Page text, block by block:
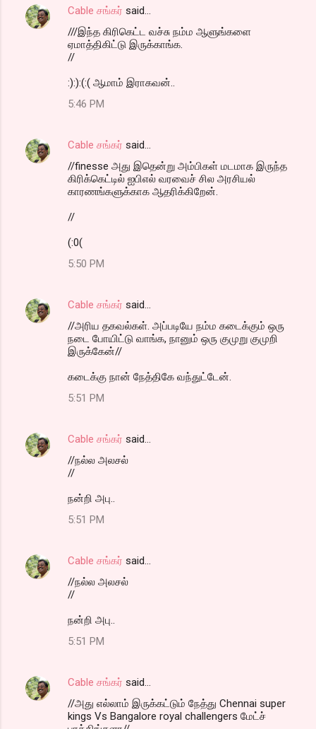
Cable சங்கர் said…
///இந்த கிரிகெட்ட வச்சு நம்ம ஆளுங்களை
ஏமாத்திகிட்டு இருக்காங்க.
//
:):):(:( ஆமாம் இராகவன்..
5:46 PM
Cable சங்கர் said…
//finesse அது இதென்று அம்பிகள் மடமாக இருந்த
கிரிக்கெட்டில் ஐபிஎல் வரவைச் சில அரசியல்
காரணங்களுக்காக ஆதரிக்கிறேன்.
//
(:0(
5:50 PM
Cable சங்கர் said…
//அரிய தகவல்கள். அப்படியே நம்ம கடைக்கும் ஒரு
நடை போயிட்டு வாங்க, நானும் ஒரு குமுறு குமுறி
இருக்கேன்//
கடைக்கு நான் நேத்திகே வந்துட்டேன்.
5:51 PM
Cable சங்கர் said…
//நல்ல அலசல்
//
நன்றி அபு..
5:51 PM
Cable சங்கர் said…
//நல்ல அலசல்
//
நன்றி அபு..
5:51 PM
Cable சங்கர் said…
//அது எல்லாம் இருக்கட்டும் நேத்து Chennai super
kings Vs Bangalore royal challengers மேட்ச்